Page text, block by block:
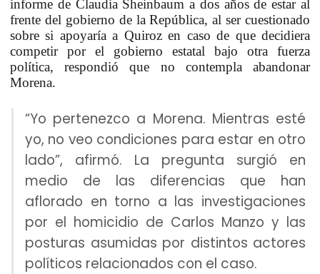
informe de Claudia Sheinbaum a dos años de estar al
frente del gobierno de la República, al ser cuestionado
sobre si apoyaría a Quiroz en caso de que decidiera
competir por el gobierno estatal bajo otra fuerza
política, respondió que no contempla abandonar
Morena.
“Yo pertenezco a Morena. Mientras esté
yo, no veo condiciones para estar en otro
lado”, afirmó. La pregunta surgió en
medio de las diferencias que han
aflorado en torno a las investigaciones
por el homicidio de Carlos Manzo y las
posturas asumidas por distintos actores
políticos relacionados con el caso.